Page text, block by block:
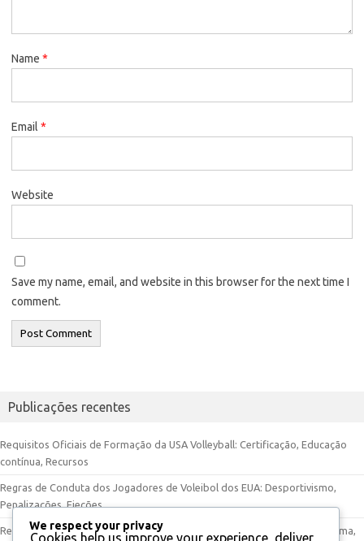
Name *
Email *
Website
Save my name, email, and website in this browser for the next time I
comment.
Publicações recentes
Requisitos Oficiais de Formação da USA Volleyball: Certificação, Educação
contínua, Recursos
Regras de Conduta dos Jogadores de Voleibol dos EUA: Desportivismo,
Penalizações, Ejeções
Regras de Serviço do Voleibol dos EUA: Serviço por Baixo, Serviço por Cima,
We respect your privacy
Cookies help us improve your experience, deliver